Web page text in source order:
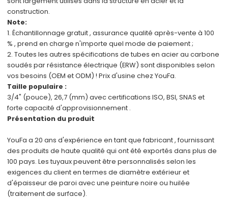
construction.
Note:
1. Échantillonnagegratuit, assurance qualité après-venteà 100
% , prend en charge n'importe quel mode de paiement;
2.Toutes les autres spécifications detubes en acier au carbone
soudés par résistance électrique (ERW) sont disponibles selon
vos besoins (OEM et ODM) ! Prix d'usine chez YouFa.
Taille populaire :
3/4" (pouce), 26,7 (mm) avec certificationsISO, BSI, SNAS et
forte capacité d'approvisionnement .
Présentation du produit
YouFa a20 ans d'expérience en tant que fabricant, fournissant
des produits de haute qualité qui ont étéexportés dans plus de
100 pays.Les tuyaux peuvent être personnalisésselonles
exigences du clienten termes de diamètre extérieur et
d'épaisseur de paroi avecune peinture noire ou huilée
(traitement de surface).